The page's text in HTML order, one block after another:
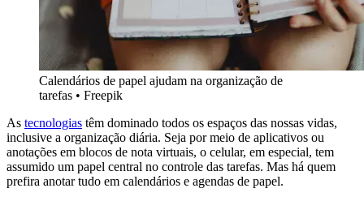
Calendários de papel ajudam na organização de
tarefas • Freepik
As tecnologias têm dominado todos os espaços das nossas vidas,
inclusive a organização diária. Seja por meio de aplicativos ou
anotações em blocos de nota virtuais, o celular, em especial, tem
assumido um papel central no controle das tarefas. Mas há quem
prefira anotar tudo em calendários e agendas de papel.